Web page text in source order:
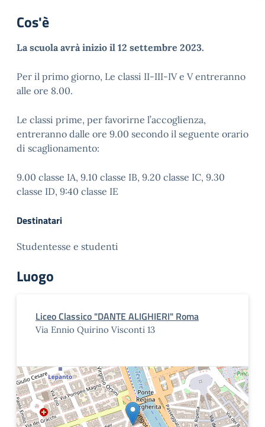
Cos'è
La scuola avrà inizio il 12 settembre 2023.
Per il primo giorno, Le classi II-III-IV e V entreranno
alle ore 8.00.
Le classi prime, per favorirne l’accoglienza,
entreranno dalle ore 9.00 secondo il seguente orario
di scaglionamento:
9.00 classe IA, 9.10 classe IB, 9.20 classe IC, 9.30
classe ID, 9:40 classe IE
Destinatari
Studentesse e studenti
Luogo
Liceo Classico "DANTE ALIGHIERI" Roma
Via Ennio Quirino Visconti 13